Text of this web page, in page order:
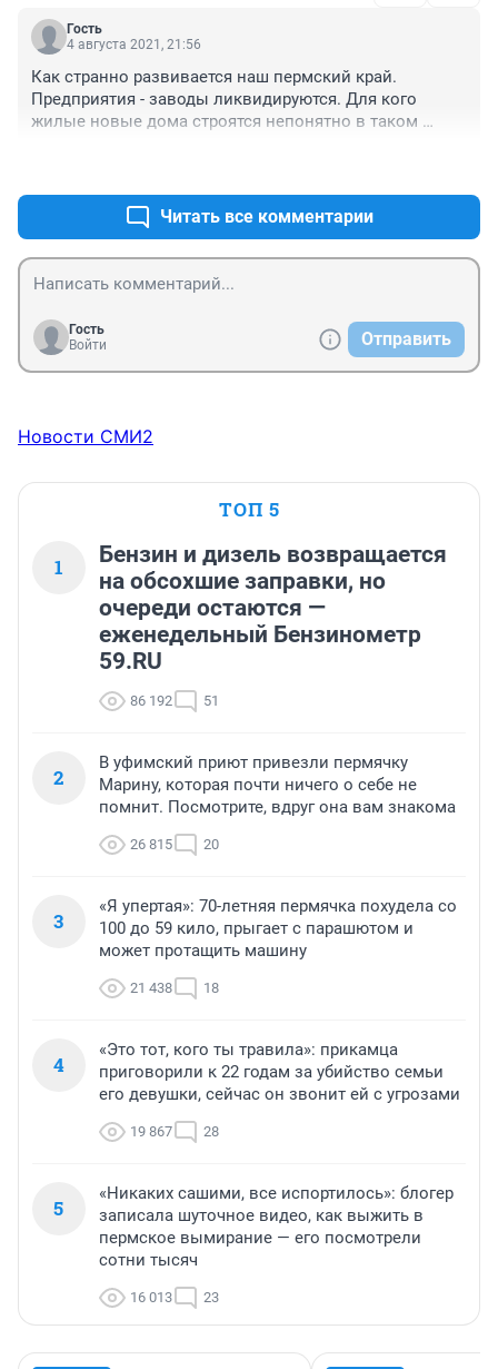
Гость
4 августа 2021, 21:56
Как странно развивается наш пермский край.
Предприятия - заводы ликвидируются. Для кого
жилые новые дома строятся непонятно в таком
объявил о высоком проценте безработице. А мы
оказывается развиваемся. А мне, кажется, нас
обворовывают по - крупному, господа!!!
Читать все комментарии
Гость
Войти
Отправить
Новости СМИ2
ТОП 5
1
Бензин и дизель возвращается
на обсохшие заправки, но
очереди остаются —
еженедельный Бензинометр
59.RU
86 192 51
2
В уфимский приют привезли пермячку
Марину, которая почти ничего о себе не
помнит. Посмотрите, вдруг она вам знакома
26 815 20
3
«Я упертая»: 70-летняя пермячка похудела со
100 до 59 кило, прыгает с парашютом и
может протащить машину
21 438 18
4
«Это тот, кого ты травила»: прикамца
приговорили к 22 годам за убийство семьи
его девушки, сейчас он звонит ей с угрозами
19 867 28
5
«Никаких сашими, все испортилось»: блогер
записала шуточное видео, как выжить в
пермское вымирание — его посмотрели
сотни тысяч
16 013 23